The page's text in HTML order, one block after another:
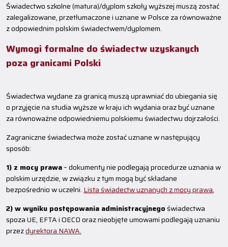
Świadectwo szkolne (matura)/dyplom szkoły wyższej muszą zostać
zalegalizowane, przetłumaczone i uznane w Polsce za równoważne
z odpowiednim polskim świadectwem/dyplomem.
Wymogi formalne do świadectw uzyskanych
poza granicami Polski
Świadectwa wydane za granicą muszą uprawniać do ubiegania się
o przyjęcie na studia wyższe w kraju ich wydania oraz być uznane
za równoważne odpowiedniemu polskiemu świadectwu dojrzałości.
Zagraniczne świadectwa może zostać uznane w następujący
sposób:
1) z mocy prawa– dokumenty nie podlegają procedurze uznania w
polskim urzędzie, w związku z tym mogą być składane
bezpośrednio w uczelni. Lista świadectw uznanych z mocy prawa,
2) w wyniku postępowania administracyjnegoświadectwa
spoza UE, EFTA i OECD oraz nieobjęte umowami podlegają uznaniu
przezdyrektora NAWA.